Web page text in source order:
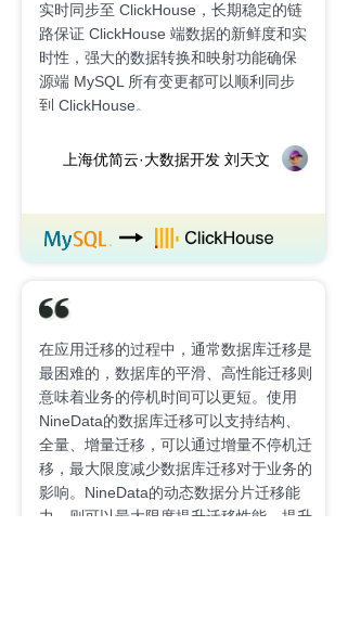
实时同步至 ClickHouse，长期稳定的链
路保证 ClickHouse 端数据的新鲜度和实
时性，强大的数据转换和映射功能确保
源端 MySQL 所有变更都可以顺利同步
到 ClickHouse。
上海优简云·大数据开发 刘天文
在应用迁移的过程中，通常数据库迁移是
最困难的，数据库的平滑、高性能迁移则
意味着业务的停机时间可以更短。使用
NineData的数据库迁移可以支持结构、
全量、增量迁移，可以通过增量不停机迁
移，最大限度减少数据库迁移对于业务的
影响。NineData的动态数据分片迁移能
力，则可以最大限度提升迁移性能，提升